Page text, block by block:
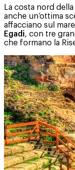
La costa nord
anche un’ottima
affacciano sul
Egadi, con tre
che formano la